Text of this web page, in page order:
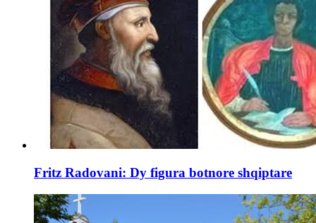
Fritz Radovani: Dy figura botnore shqiptare